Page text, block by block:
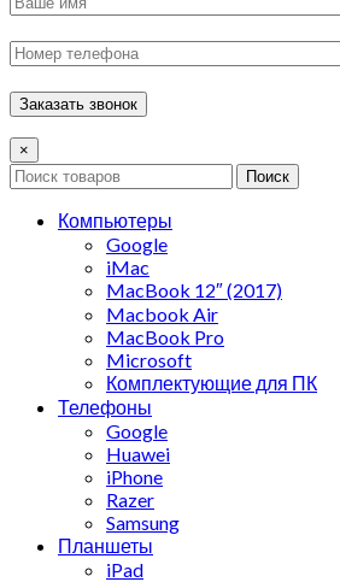
×
Поиск
Компьютеры
Google
iMac
MacBook 12″ (2017)
Macbook Air
MacBook Pro
Microsoft
Комплектующие для ПК
Телефоны
Google
Huawei
iPhone
Razer
Samsung
Планшеты
iPad